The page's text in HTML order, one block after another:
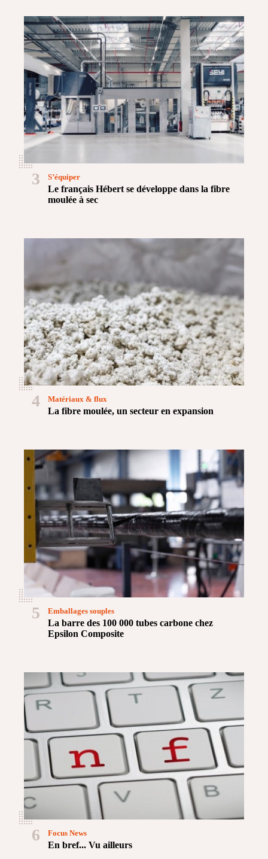
3
Le français Hébert se développe dans la fibre
moulée à sec
S’équiper
4
La fibre moulée, un secteur en expansion
Matériaux & flux
5
La barre des 100 000 tubes carbone chez
Epsilon Composite
Emballages souples
6
En bref... Vu ailleurs
Focus News